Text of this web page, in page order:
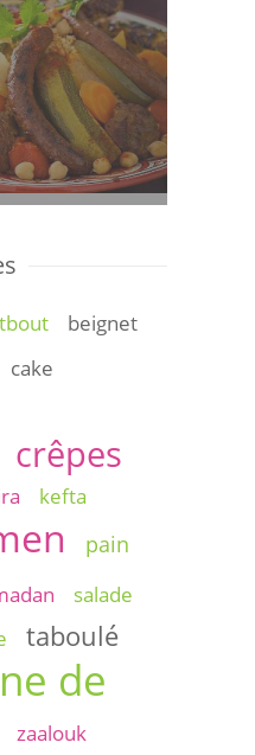
beignet
cake
crêpes
kefta
pain
salade
taboulé
de
zaalouk